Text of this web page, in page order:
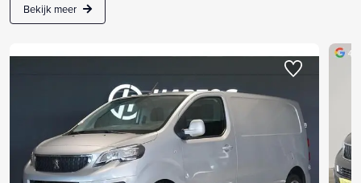
Bekijk meer